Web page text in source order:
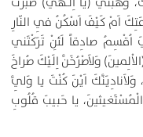
اَمْ كَيْفَ اَسْكُنُ فِي النّارِ
صادِقاً لَئِنْ تَرَكْتَني
وَلاَصْرُخَنَّ اِلَيْكَ صُراخَ
وَلاَنادِيَنَّكَ اَيْنَ كُنْتَ يا وَلِيَّ
الْمُسْتَغيثينَ، يا حَبيبَ قُلُوبِ